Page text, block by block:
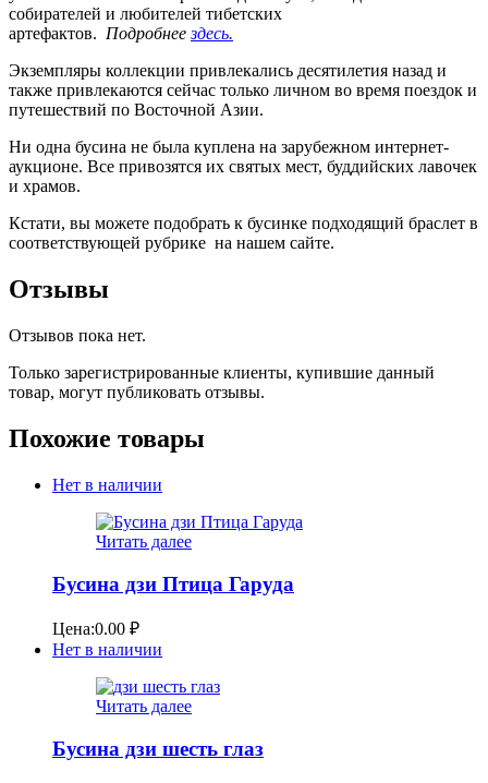
собирателей и любителей тибетских
артефактов. Подробнеездесь.
Экземпляры коллекции привлекались десятилетия назад и
также привлекаются сейчас только личном во время поездок и
путешествий по Восточной Азии.
Ни одна бусина не была куплена на зарубежном интернет-
аукционе. Все привозятся их святых мест, буддийских лавочек
и храмов.
Кстати, вы можете подобрать к бусинке подходящий браслет в
соответствующей рубрике на нашем сайте.
Отзывы
Отзывов пока нет.
Только зарегистрированные клиенты, купившие данный
товар, могут публиковать отзывы.
Похожие товары
Нет в наличии
Читать далее
Бусина дзи Птица Гаруда
Цена:0.00 ₽
Нет в наличии
Читать далее
Бусина дзи шесть глаз